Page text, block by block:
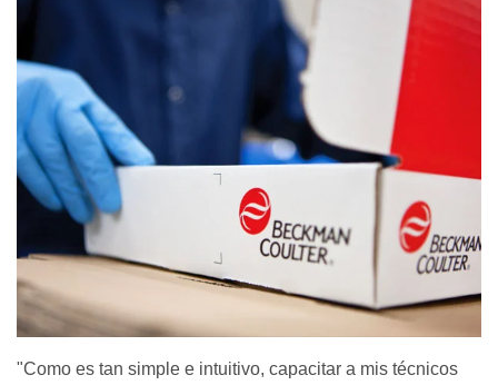
Como es tan simple e intuitivo, capacitar a mis técnicos